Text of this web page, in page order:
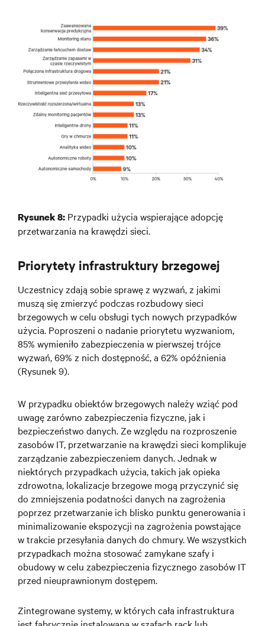
Rysunek8: Przypadki użycia wspierające adopcję
przetwarzania na krawędzi sieci.
Priorytety infrastruktury brzegowej
Uczestnicy zdają sobie sprawę z wyzwań, z jakimi
muszą się zmierzyć podczas rozbudowy sieci
brzegowych w celu obsługi tych nowych przypadków
użycia. Poproszeni o nadanie priorytetu wyzwaniom,
85% wymieniło zabezpieczenia w pierwszej trójce
wyzwań, 69% z nich dostępność, a 62% opóźnienia
(Rysunek 9).
W przypadku obiektów brzegowych należy wziąć pod
uwagę zarówno zabezpieczenia fizyczne, jak i
bezpieczeństwo danych. Ze względu na rozproszenie
zasobów IT, przetwarzanie na krawędzi sieci komplikuje
zarządzanie zabezpieczeniem danych. Jednak w
niektórych przypadkach użycia, takich jak opieka
zdrowotna, lokalizacje brzegowe mogą przyczynić się
do zmniejszenia podatności danych na zagrożenia
poprzez przetwarzanie ich blisko punktu generowania i
minimalizowanie ekspozycji na zagrożenia powstające
w trakcie przesyłania danych do chmury. We wszystkich
przypadkach można stosować zamykane szafy i
obudowy w celu zabezpieczenia fizycznego zasobów IT
przed nieuprawnionym dostępem.
Zintegrowane systemy, w których cała infrastruktura